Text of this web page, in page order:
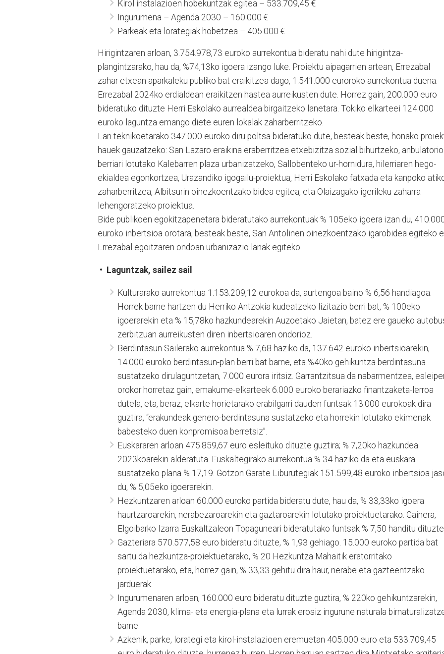
Kirol instalazioen hobekuntzak egitea – 533.709,45 €
Ingurumena – Agenda 2030 – 160.000 €
Parkeak eta lorategiak hobetzea – 405.000 €
Hirigintzaren arloan, 3.754.978,73 euroko aurrekontua bideratu nahi dute hirigintza-
plangintzarako, hau da, %74,13ko igoera izango luke. Proiektu aipagarrien artean, Errezabal
zahar etxean aparkaleku publiko bat eraikitzea dago, 1.541.000 euroroko aurrekontua duena.
Errezabal 2024ko erdialdean eraikitzen hastea aurreikusten dute. Horrez gain, 200.000 euro
bideratuko dituzte Herri Eskolako aurrealdea birgaitzeko lanetara. Tokiko elkarteei 124.000
euroko laguntza emango diete euren lokalak zaharberritzeko.
Lan teknikoetarako 347.000 euroko diru poltsa bideratuko dute, besteak beste, honako
hauek gauzatzeko: San Lazaro eraikina eraberritzea etxebizitza sozial bihurtzeko, anbulatorio
berriari lotutako Kalebarren plaza urbanizatzeko, Sallobenteko ur-hornidura, hilerriaren hego-
ekialdea egonkortzea, Urazandiko igogailu-proiektua, Herri Eskolako fatxada eta kanpoko
zaharberritzea, Albitsurin oinezkoentzako bidea egitea, eta Olaizagako igerileku zaharra
lehengoratzeko proiektua.
Bide publikoen egokitzapenetara bideratutako aurrekontuak % 105eko igoera izan du,
euroko inbertsioa orotara, besteak beste, San Antolinen oinezkoentzako igarobidea egiteko
Errezabal egoitzaren ondoan urbanizazio lanak egiteko.
• Laguntzak, sailez sail
Kulturarako aurrekontua 1.153.209,12 eurokoa da, aurtengoa baino % 6,56 handiagoa.
Horrek barne hartzen du Herriko Antzokia kudeatzeko lizitazio berri bat, % 100eko
igoerarekin eta % 15,78ko hazkundearekin Auzoetako Jaietan, batez ere gaueko
zerbitzuan aurreikusten diren inbertsioaren ondorioz.
Berdintasun Sailerako aurrekontua % 7,68 haziko da, 137.642 euroko inbertsioarekin,
14.000 euroko berdintasun-plan berri bat barne, eta %40ko gehikuntza berdintasuna
sustatzeko dirulaguntzetan, 7.000 eurora iritsiz. Garrantzitsua da nabarmentzea,
orokor horretaz gain, emakume-elkarteek 6.000 euroko berariazko finantzaketa-lerroa
dutela, eta, beraz, elkarte horietarako erabilgarri dauden funtsak 13.000 eurokoak dira
guztira, “erakundeak genero-berdintasuna sustatzeko eta horrekin lotutako ekimenak
babesteko duen konpromisoa berretsiz”.
Euskararen arloan 475.859,67 euro esleituko dituzte guztira; % 7,20ko hazkundea
2023koarekin alderatuta. Euskaltegirako aurrekontua % 34 haziko da eta euskara
sustatzeko plana % 17,19. Gotzon Garate Liburutegiak 151.599,48 euroko inbertsioa
du, % 5,05eko igoerarekin.
Hezkuntzaren arloan 60.000 euroko partida bideratu dute, hau da, % 33,33ko igoera
haurtzaroarekin, nerabezaroarekin eta gaztaroarekin lotutako proiektuetarako. Gainera,
Elgoibarko Izarra Euskaltzaleon Topaguneari bideratutako funtsak % 7,50 handitu
Gazteriara 570.577,58 euro bideratu dituzte, % 1,93 gehiago. 15.000 euroko partida bat
sartu da hezkuntza-proiektuetarako, % 20 Hezkuntza Mahaitik eratorritako
proiektuetarako, eta, horrez gain, % 33,33 gehitu dira haur, nerabe eta gazteentzako
jarduerak.
Ingurumenaren arloan, 160.000 euro bideratu dituzte guztira, % 220ko gehikuntzarekin,
Agenda 2030, klima- eta energia-plana eta lurrak erosiz ingurune naturala
barne.
Azkenik, parke, lorategi eta kirol-instalazioen eremuetan 405.000 euro eta 533.709,45